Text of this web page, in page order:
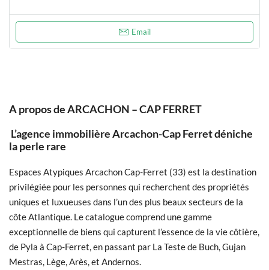
Email
A propos de ARCACHON – CAP FERRET
L’agence immobilière Arcachon-Cap Ferret déniche
la perle rare
Espaces Atypiques Arcachon Cap-Ferret (33) est la destination
privilégiée pour les personnes qui recherchent des propriétés
uniques et luxueuses dans l’un des plus beaux secteurs de la
côte Atlantique. Le catalogue comprend une gamme
exceptionnelle de biens qui capturent l’essence de la vie côtière,
de Pyla à Cap-Ferret, en passant par La Teste de Buch, Gujan
Mestras, Lège, Arès, et Andernos.